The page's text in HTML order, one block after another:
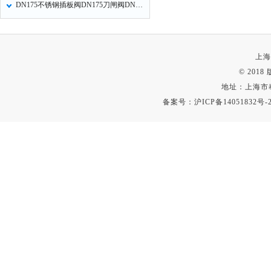
DN175不锈钢插板阀DN175刀闸阀DN175闸板阀PZ73W的适用范围
上
© 2018
地址：上海市
备案号：沪ICP备14051832号-